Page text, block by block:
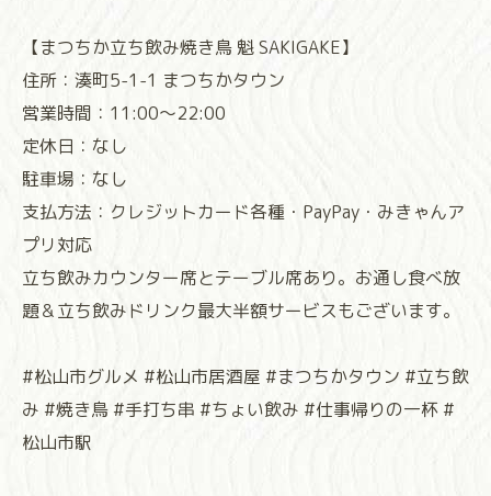
【まつちか立ち飲み焼き鳥 魁 SAKIGAKE】
住所：湊町5-1-1 まつちかタウン
営業時間：11:00～22:00
定休日：なし
駐車場：なし
支払方法：クレジットカード各種・PayPay・みきゃんア
プリ対応
立ち飲みカウンター席とテーブル席あり。お通し食べ放
題＆立ち飲みドリンク最大半額サービスもございます。
#松山市グルメ #松山市居酒屋 #まつちかタウン #立ち飲
み #焼き鳥 #手打ち串 #ちょい飲み #仕事帰りの一杯 #
松山市駅